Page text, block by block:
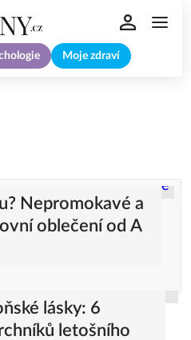
Moje zdraví
Nepromokavé a
oblečení od A
lásky: 6
letošního